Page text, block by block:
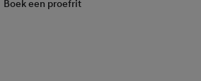
Boek een proefrit